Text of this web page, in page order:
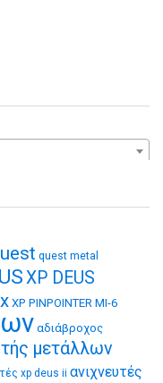
quest metal
XP DEUS
XP PINPOINTER MI-6
αδιάβροχος
μετάλλων
xp deus ii ανιχνευτές